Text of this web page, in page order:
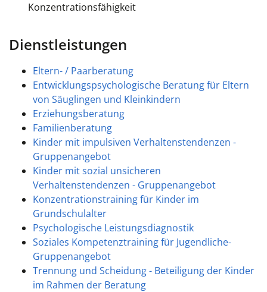
Konzentrationsfähigkeit
Dienstleistungen
Eltern- / Paarberatung
Entwicklungspsychologische Beratung für Eltern
von Säuglingen und Kleinkindern
Erziehungsberatung
Familienberatung
Kinder mit impulsiven Verhaltenstendenzen -
Gruppenangebot
Kinder mit sozial unsicheren
Verhaltenstendenzen - Gruppenangebot
Konzentrationstraining für Kinder im
Grundschulalter
Psychologische Leistungsdiagnostik
Soziales Kompetenztraining für Jugendliche-
Gruppenangebot
Trennung und Scheidung - Beteiligung der Kinder
im Rahmen der Beratung